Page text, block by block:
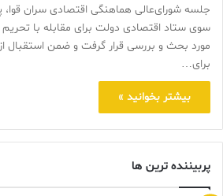
جلسه شورای‌عالی هماهنگی اقتصادی سران قوا،
سوی ستاد اقتصادی دولت برای مقابله با
مورد بحث و بررسی قرار گرفت و ضمن استقبال
برای…
بیشتر بخوانید »
پربیننده ترین ها